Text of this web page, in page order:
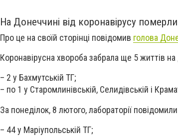
На Донеччині від коронавірусу
Про це на своїй сторінці повідомив голова
Коронавірусна хвороба забрала ще 5 життів
– 2 у Бахмутській ТГ;
– по 1 у Старомлинівській, Селидівській і
За понеділок, 8 лютого, лабораторії
– 44 у Маріупольській ТГ;